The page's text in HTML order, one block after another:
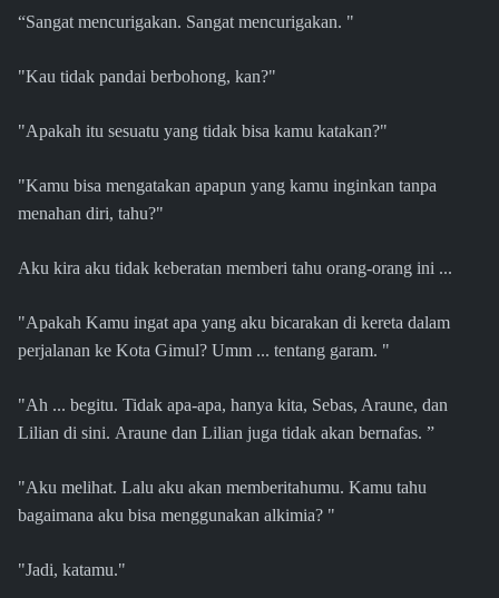
“Sangat mencurigakan. Sangat mencurigakan. "
"Kau tidak pandai berbohong, kan?"
"Apakah itu sesuatu yang tidak bisa kamu katakan?"
"Kamu bisa mengatakan apapun yang kamu inginkan tanpa
menahan diri, tahu?"
Aku kira aku tidak keberatan memberi tahu orang-orang ini ...
"Apakah Kamu ingat apa yang aku bicarakan di kereta dalam
perjalanan ke Kota Gimul? Umm ... tentang garam. "
"Ah ... begitu. Tidak apa-apa, hanya kita, Sebas, Araune, dan
Lilian di sini. Araune dan Lilian juga tidak akan bernafas. ”
"Aku melihat. Lalu aku akan memberitahumu. Kamu tahu
bagaimana aku bisa menggunakan alkimia? "
"Jadi, katamu."